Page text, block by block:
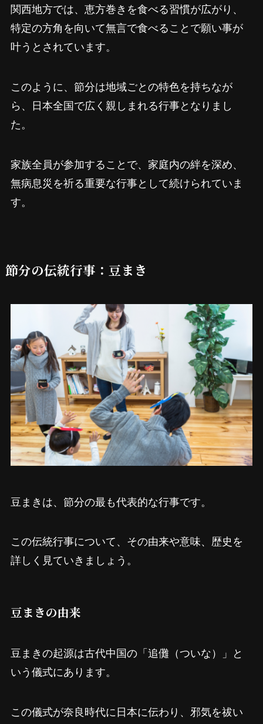
関西地方では、恵方巻きを食べる習慣が広がり、
特定の方角を向いて無言で食べることで願い事が
叶うとされています。
このように、節分は地域ごとの特色を持ちなが
ら、日本全国で広く親しまれる行事となりまし
た。
家族全員が参加することで、家庭内の絆を深め、
無病息災を祈る重要な行事として続けられていま
す。
節分の伝統行事：豆まき
豆まきは、節分の最も代表的な行事です。
この伝統行事について、その由来や意味、歴史を
詳しく見ていきましょう。
豆まきの由来
豆まきの起源は古代中国の「追儺（ついな）」と
いう儀式にあります。
この儀式が奈良時代に日本に伝わり、邪気を祓い